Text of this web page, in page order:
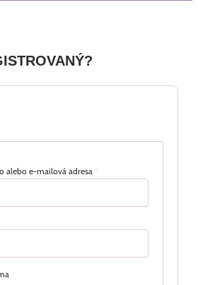
alebo e-mailová adresa *